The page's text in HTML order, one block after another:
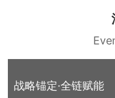
战略锚定·全链赋能